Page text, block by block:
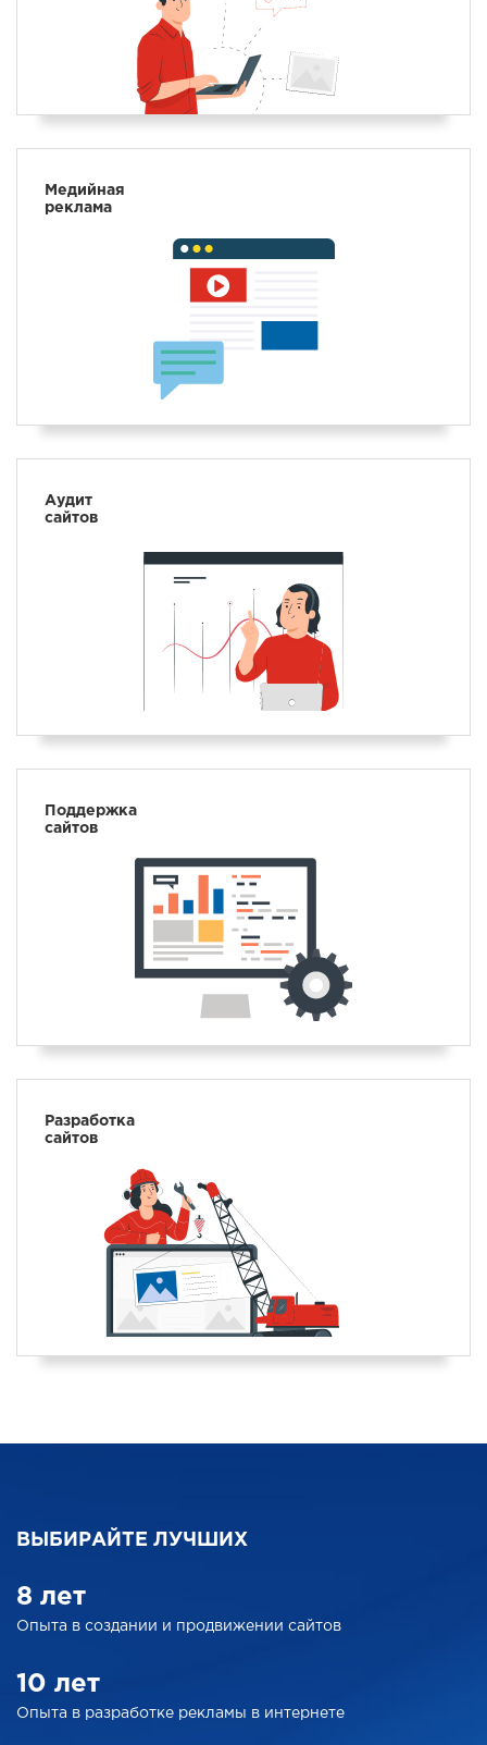
Медийная
реклама
Аудит
сайтов
Поддержка
сайтов
Разработка
сайтов
ВЫБИРАЙТЕ ЛУЧШИХ
8 лет
Опыта в создании и продвижении сайтов
10 лет
Опыта в разработке рекламы в интернете